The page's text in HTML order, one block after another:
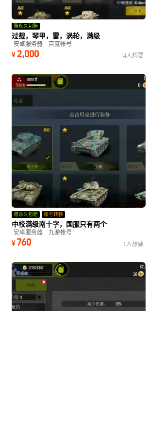
赠永久包赔
过载，琴甲，雷，涡轮，满级
安卓服务器 百度帐号
¥ 2,000 4人想要
赠永久包赔 账号转移
中校满级南十字，国服只有两个
安卓服务器 九游帐号
¥ 760 1人想要